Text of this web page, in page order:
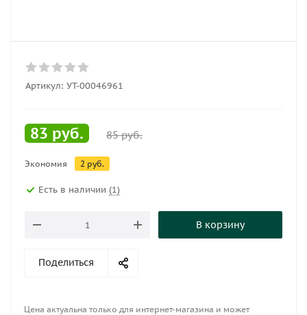
Артикул: УТ-00046961
83 руб. 85руб.
Экономия 2 руб.
Есть в наличии (1)
В корзину
Поделиться
Цена актуальна только для интернет-магазина и может